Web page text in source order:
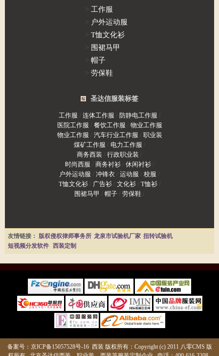
> 工作服
> 户外运动服
> T恤文化衫
> 围裙马甲
> 帽子
> 劳保鞋
圣达信服装标签
工作服 / 连体工作服 / 防静电工作服 /
医院工作服 / 餐饮工作服 / 物业工作服
物业工作服 / 汽车行业工作服 / 职业装
煤矿工作服 / 电力工作服 /
商务西装 / 行政职业装 /
时尚西服 / 商务衬衫/ 休闲衬衫/
户外运动服 / 冲锋衣 / 运动服 / 校服 /
T恤文化衫/ 广告衫/ 文化衫/ T恤衫/
围裙马甲 / 帽子 / 劳保鞋 /
友情链接： 版权侵权律师事务所 龙泉市试验机厂家 扭转试验机
短视频分发软件 西装定制
备案号： 京ICP备15057528号-16 西装 版权所有：Copyright (c) 2011 八零CMS 版